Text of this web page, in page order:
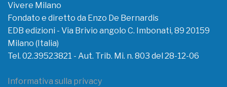
Vivere Milano
Fondato e diretto da Enzo De Bernardis
EDB edizioni - Via Brivio angolo C. Imbonati, 89 20159
Milano (Italia)
Tel. 02.39523821 - Aut. Trib. Mi. n. 803 del 28-12-06
Informativa sulla privacy